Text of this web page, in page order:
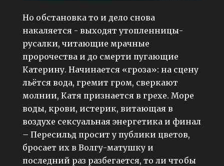
Но обстановка то и дело снова
накаляется - выходят утопленницы-
русалки, читающие мрачные
пророчества и до смерти пугающие
Катерину. Начинается «гроза»: на сцену
льётся вода, гремит гром, сверкают
молнии, Катя признается в грехе. Море
воды, крови, истерик, витающая в
воздухе сексуальная энергетика и финал
– Пересильд просит у публики цветов,
бросает их в Волгу-матушку и
последний раз разбегается, то ли чтобы